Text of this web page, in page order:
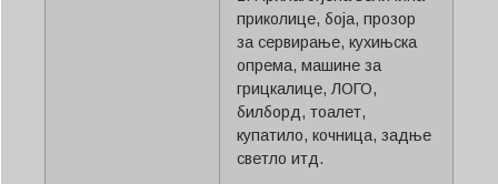
приколице, боја, прозор
за сервирање, кухињска
опрема, машине за
грицкалице, ЛОГО,
билборд, тоалет,
купатило, кочница, задње
светло итд.